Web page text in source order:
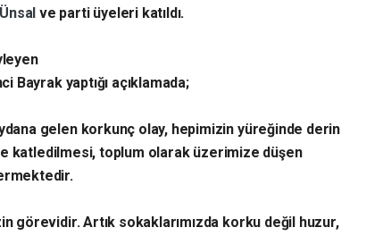
Ünsalve parti üyeleri katıldı.
Bayrak yaptığı açıklamada;
gelen korkunç olay, hepimizin yüreğinde derin
katledilmesi, toplum olarak üzerimize düşen
görevidir. Artık sokaklarımızda korku değil huzur,